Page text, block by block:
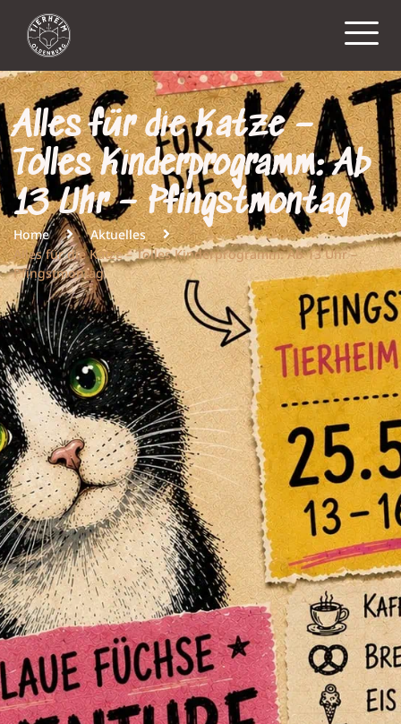
Alles für die Katze –
Tolles Kinderprogramm: Ab
13 Uhr – Pfingstmontag
Home
Aktuelles
Alles für die Katze – Tolles Kinderprogramm: Ab 13 Uhr –
Pfingstmontag